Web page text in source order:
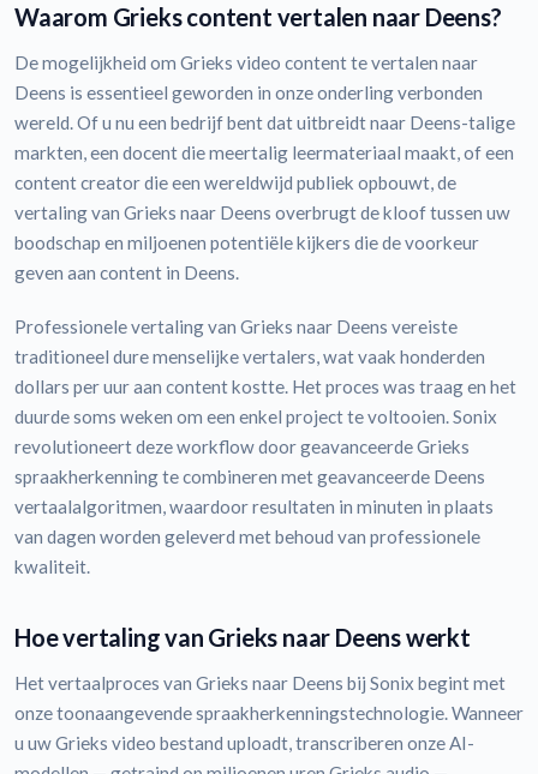
Waarom Grieks content vertalen naar Deens?
De mogelijkheid om Grieks video content te vertalen naar
Deens is essentieel geworden in onze onderling verbonden
wereld. Of u nu een bedrijf bent dat uitbreidt naar Deens-talige
markten, een docent die meertalig leermateriaal maakt, of een
content creator die een wereldwijd publiek opbouwt, de
vertaling van Grieks naar Deens overbrugt de kloof tussen uw
boodschap en miljoenen potentiële kijkers die de voorkeur
geven aan content in Deens.
Professionele vertaling van Grieks naar Deens vereiste
traditioneel dure menselijke vertalers, wat vaak honderden
dollars per uur aan content kostte. Het proces was traag en het
duurde soms weken om een enkel project te voltooien. Sonix
revolutioneert deze workflow door geavanceerde Grieks
spraakherkenning te combineren met geavanceerde Deens
vertaalalgoritmen, waardoor resultaten in minuten in plaats
van dagen worden geleverd met behoud van professionele
kwaliteit.
Hoe vertaling van Grieks naar Deens werkt
Het vertaalproces van Grieks naar Deens bij Sonix begint met
onze toonaangevende spraakherkenningstechnologie. Wanneer
u uw Grieks video bestand uploadt, transcriberen onze AI-